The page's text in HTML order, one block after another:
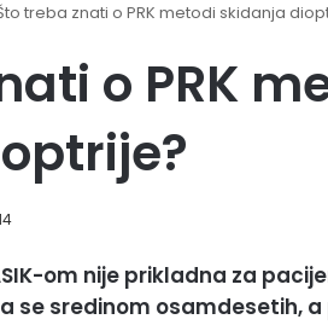
treba znati o PRK metodi skidanja
o PRK
om nije prikladna za
se sredinom osamdesetih,